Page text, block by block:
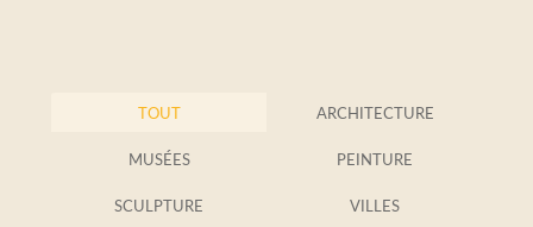
TOUT ARCHITECTURE
MUSÉES PEINTURE
SCULPTURE VILLES